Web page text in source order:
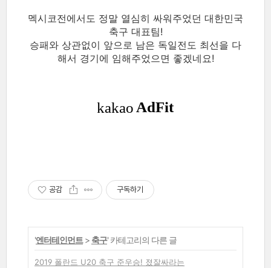
멕시코전에서도 정말 열심히 싸워주었던 대한민국
축구 대표팀!
승패와 상관없이 앞으로 남은 독일전도 최선을 다
해서 경기에 임해주었으면 좋겠네요!
공감 구독하기
'엔터테인먼트 > 축구' 카테고리의 다른 글
2019 폴란드 U20 축구 준우승! 졌잘싸라는